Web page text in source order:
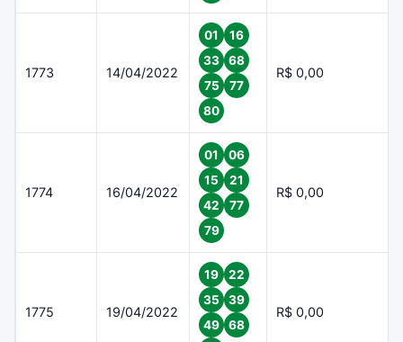
1773 14/04/2022
01
16
33
68
75
77
80
R$ 0,00
1774 16/04/2022
01
06
15
21
42
77
79
R$ 0,00
1775 19/04/2022
19
22
35
39
49
68
R$ 0,00